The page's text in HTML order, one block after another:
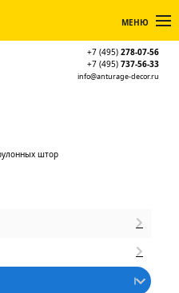
МЕНЮ
+7 (495) 278-07-56
+7 (495) 737-56-33
info@anturage-decor.ru
штор